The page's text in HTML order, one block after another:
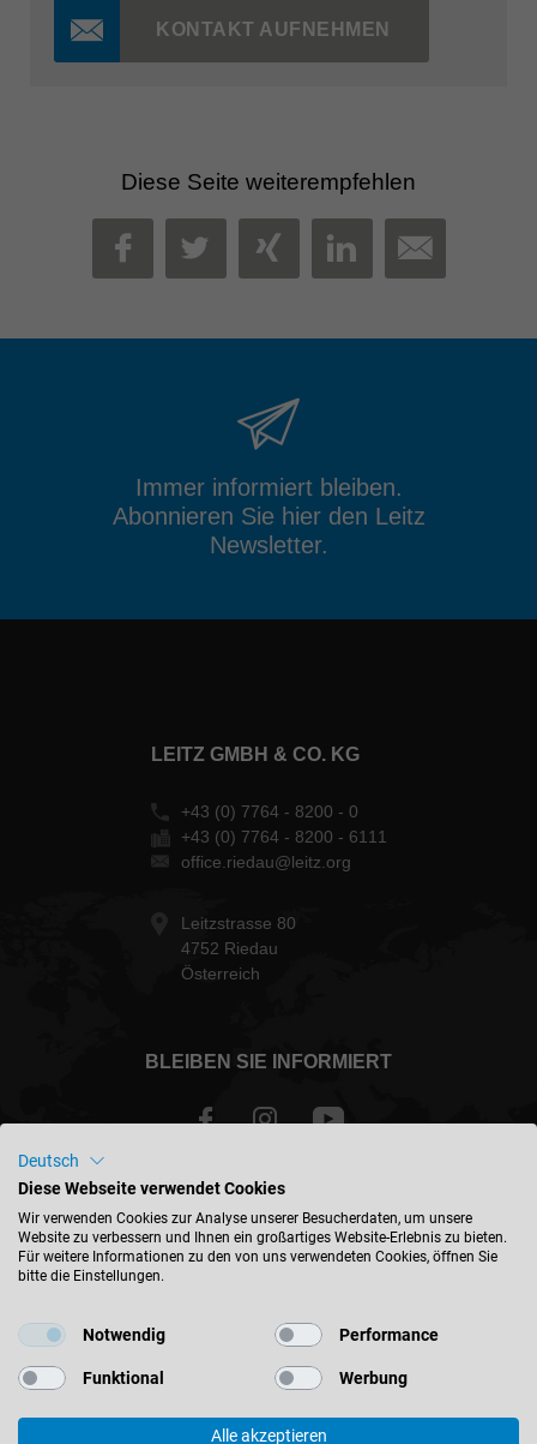
KONTAKT AUFNEHMEN
Diese Seite weiterempfehlen
FACEBOOK
TWITTER
XINGLINKEDIN
MAIL
Immer informiert bleiben.
Abonnieren Sie hier den Leitz
Newsletter.
LEITZ GMBH & CO. KG
+43 (0) 7764 - 8200 - 0
+43 (0) 7764 - 8200 - 6111
office.riedau@leitz.org
Leitzstrasse 80
4752 Riedau
Österreich
BLEIBEN SIE INFORMIERT
Österreich - deutsch
STANDORT FINDEN
© 2026 Leitz GmbH & Co. KG
Deutsch
Diese Webseite verwendet Cookies
Wir verwenden Cookies zur Analyse unserer Besucherdaten, um unsere
Website zu verbessern und Ihnen ein großartiges Website-Erlebnis zu bieten.
Für weitere Informationen zu den von uns verwendeten Cookies, öffnen Sie
bitte die Einstellungen.
Notwendig Performance
Funktional Werbung
Alle akzeptieren